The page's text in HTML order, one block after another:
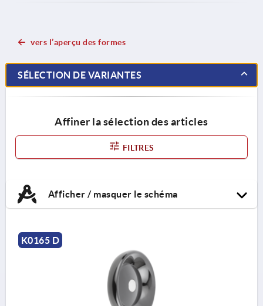
vers l’aperçu des formes
SÉLECTION DE VARIANTES
Affiner la sélection des articles
FILTRES
Afficher / masquer le schéma
K0165 D